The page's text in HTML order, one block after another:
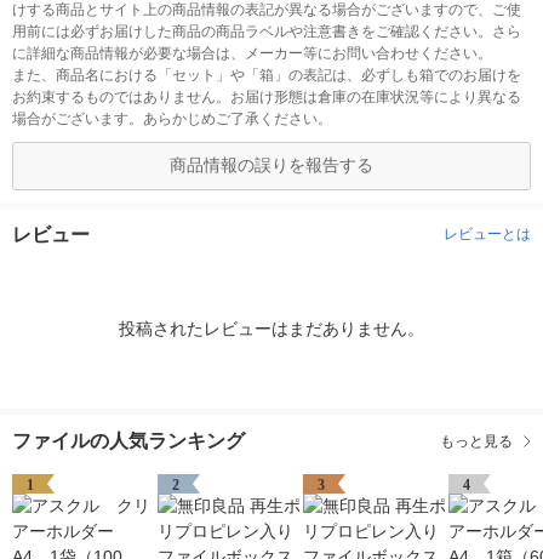
けする商品とサイト上の商品情報の表記が異なる場合がございますので、ご使
用前には必ずお届けした商品の商品ラベルや注意書きをご確認ください。さら
に詳細な商品情報が必要な場合は、メーカー等にお問い合わせください。
また、商品名における「セット」や「箱」の表記は、必ずしも箱でのお届けを
お約束するものではありません。お届け形態は倉庫の在庫状況等により異なる
場合がございます。あらかじめご了承ください。
商品情報の誤りを報告する
レビュー レビューとは
投稿されたレビューはまだありません。
ファイルの人気ランキング もっと見る
1 2 3 4